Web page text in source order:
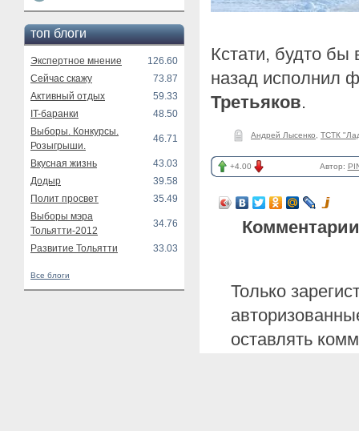
топ блоги
Экспертное мнение
126.60
Сейчас скажу
73.87
Активный отдых
59.33
IT-баранки
48.50
Выборы. Конкурсы.
Розыгрыши.
46.71
Вкусная жизнь
43.03
Додыр
39.58
Полит просвет
35.49
Выборы мэра
Тольятти-2012
34.76
Развитие Тольятти 33.03
Все блоги
Кстати, будто бы
назад исполнил
Третьяков.
Андрей Лысенко ТСТК
+4.00 Автор:
Только
оставлять